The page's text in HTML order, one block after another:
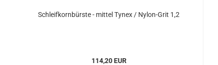
Schleifkornbürste - mittel Tynex / Nylon-Grit 1,2
114,20 EUR